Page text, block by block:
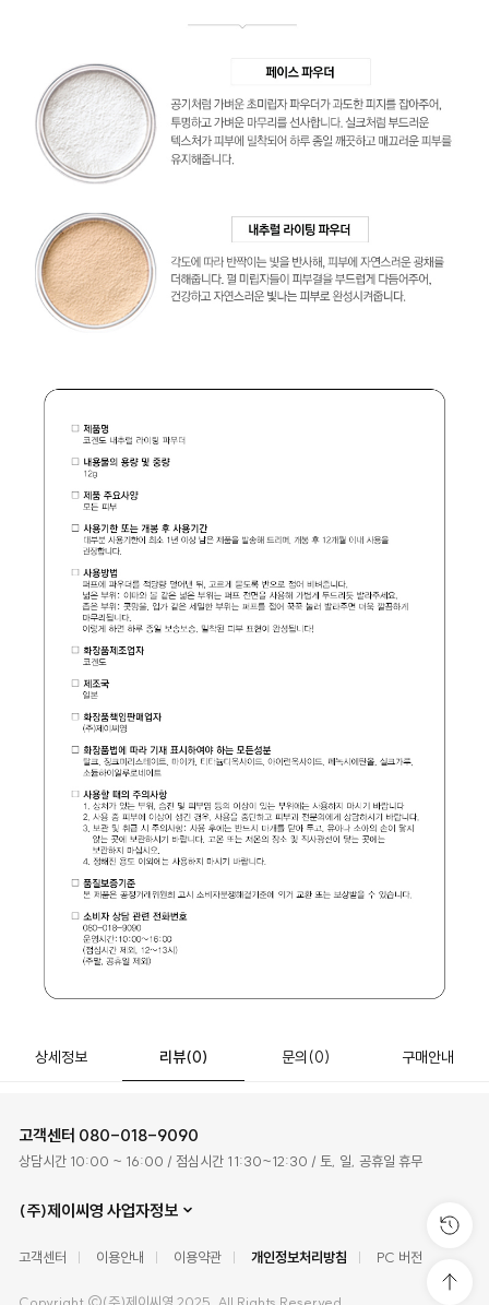
상세정보 리뷰(0) 문의 (0) 구매안내
고객센터 080-018-9090
상담시간 10:00 ~ 16:00 / 점심시간 11:30~12:30 / 토, 일, 공휴일 휴무
(주)제이씨영 사업자정보
고객센터 이용안내 이용약관 개인정보처리방침 PC 버전
Copyright ©(주)제이씨영 2025. All Rights Reserved.